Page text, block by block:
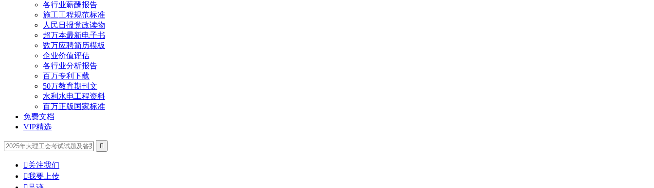
各行业薪酬报告
施工工程规范标准
人民日报党政读物
超万本最新电子书
数万应聘简历模板
企业价值评估
各行业分析报告
百万专利下载
50万教育期刊文
水利水电工程资料
百万正版国家标准
免费文档
VIP精选

关注我们
我要上传